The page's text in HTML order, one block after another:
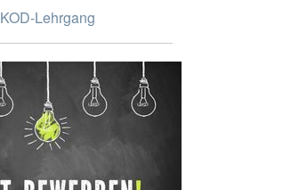
KOD-Lehrgang